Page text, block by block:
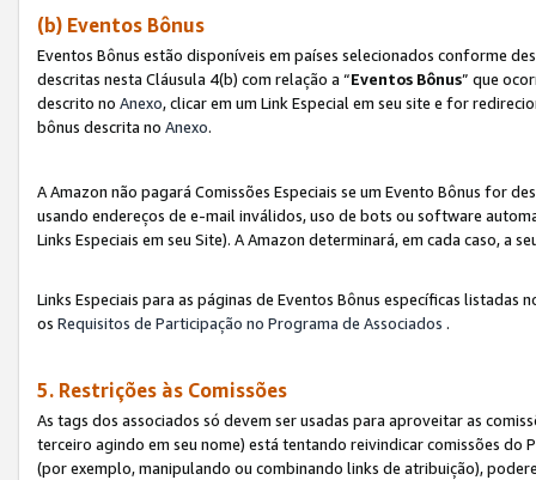
(b) Eventos Bônus
Eventos Bônus estão disponíveis em países selecionados conforme
descritas nesta Cláusula 4(b) com relação a “Eventos Bônus” que
descrito no Anexo, clicar em um Link Especial em seu site e for
bônus descrita no Anexo.
A Amazon não pagará Comissões Especiais se um Evento Bônus for
usando endereços de e-mail inválidos, uso de bots ou software
Links Especiais em seu Site). A Amazon determinará, em cada caso, a
Links Especiais para as páginas de Eventos Bônus específicas listadas
os Requisitos de Participação no Programa de Associados .
5. Restrições às Comissões
As tags dos associados só devem ser usadas para aproveitar as
terceiro agindo em seu nome) está tentando reivindicar comissões
(por exemplo, manipulando ou combinando links de atribuição),